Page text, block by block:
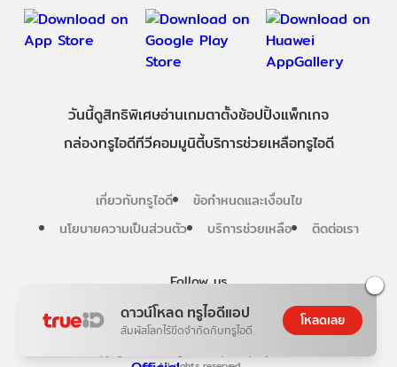
ดาวน์โหลด ทรูไอดีแอป
สัมผัสโลกไร้ขีดจำกัดกับทรูไอดี
โหลดเลย
Follow us
วันนี้ดูสิทธิพิเศษอ่านเกมตาตั้งช้อปปิ้งแพ็กเกจ
กล่องทรูไอดีทีวีคอมมูนิตี้บริการช่วยเหลือทรูไอดี
เกี่ยวกับทรูไอดี
ข้อกำหนดและเงื่อนไข
นโยบายความเป็นส่วนตัว
บริการช่วยเหลือ ติดต่อเรา